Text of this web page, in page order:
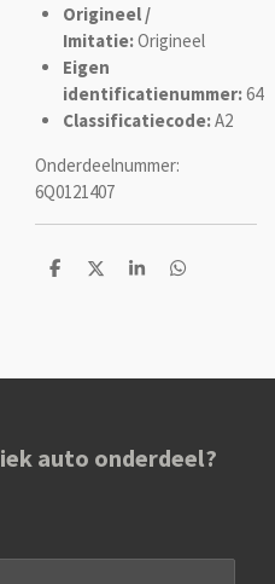
Origineel /
Imitatie:Origineel
Eigen
identificatienummer:64
Classificatiecode:A2
Onderdeelnummer:
6Q0121407
D
D
S
D
auto onderdeel?